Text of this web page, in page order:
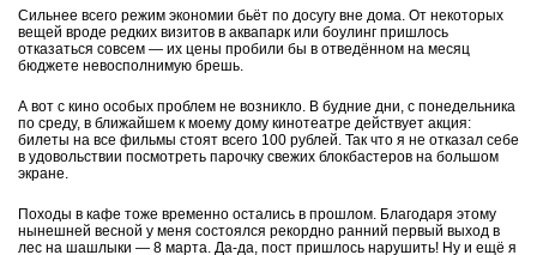
Сильнее всего режим экономии бьёт по досугу вне дома. От некоторых
вещей вроде редких визитов в аквапарк или боулинг пришлось
отказаться совсем — их цены пробили бы в отведённом на месяц
бюджете невосполнимую брешь.
А вот с кино особых проблем не возникло. В будние дни, с понедельника
по среду, в ближайшем к моему дому кинотеатре действует акция:
билеты на все фильмы стоят всего 100 рублей. Так что я не отказал себе
в удовольствии посмотреть парочку свежих блокбастеров на большом
экране.
Походы в кафе тоже временно остались в прошлом. Благодаря этому
нынешней весной у меня состоялся рекордно ранний первый выход в
лес на шашлыки — 8 марта. Да-да, пост пришлось нарушить! Ну и ещё я